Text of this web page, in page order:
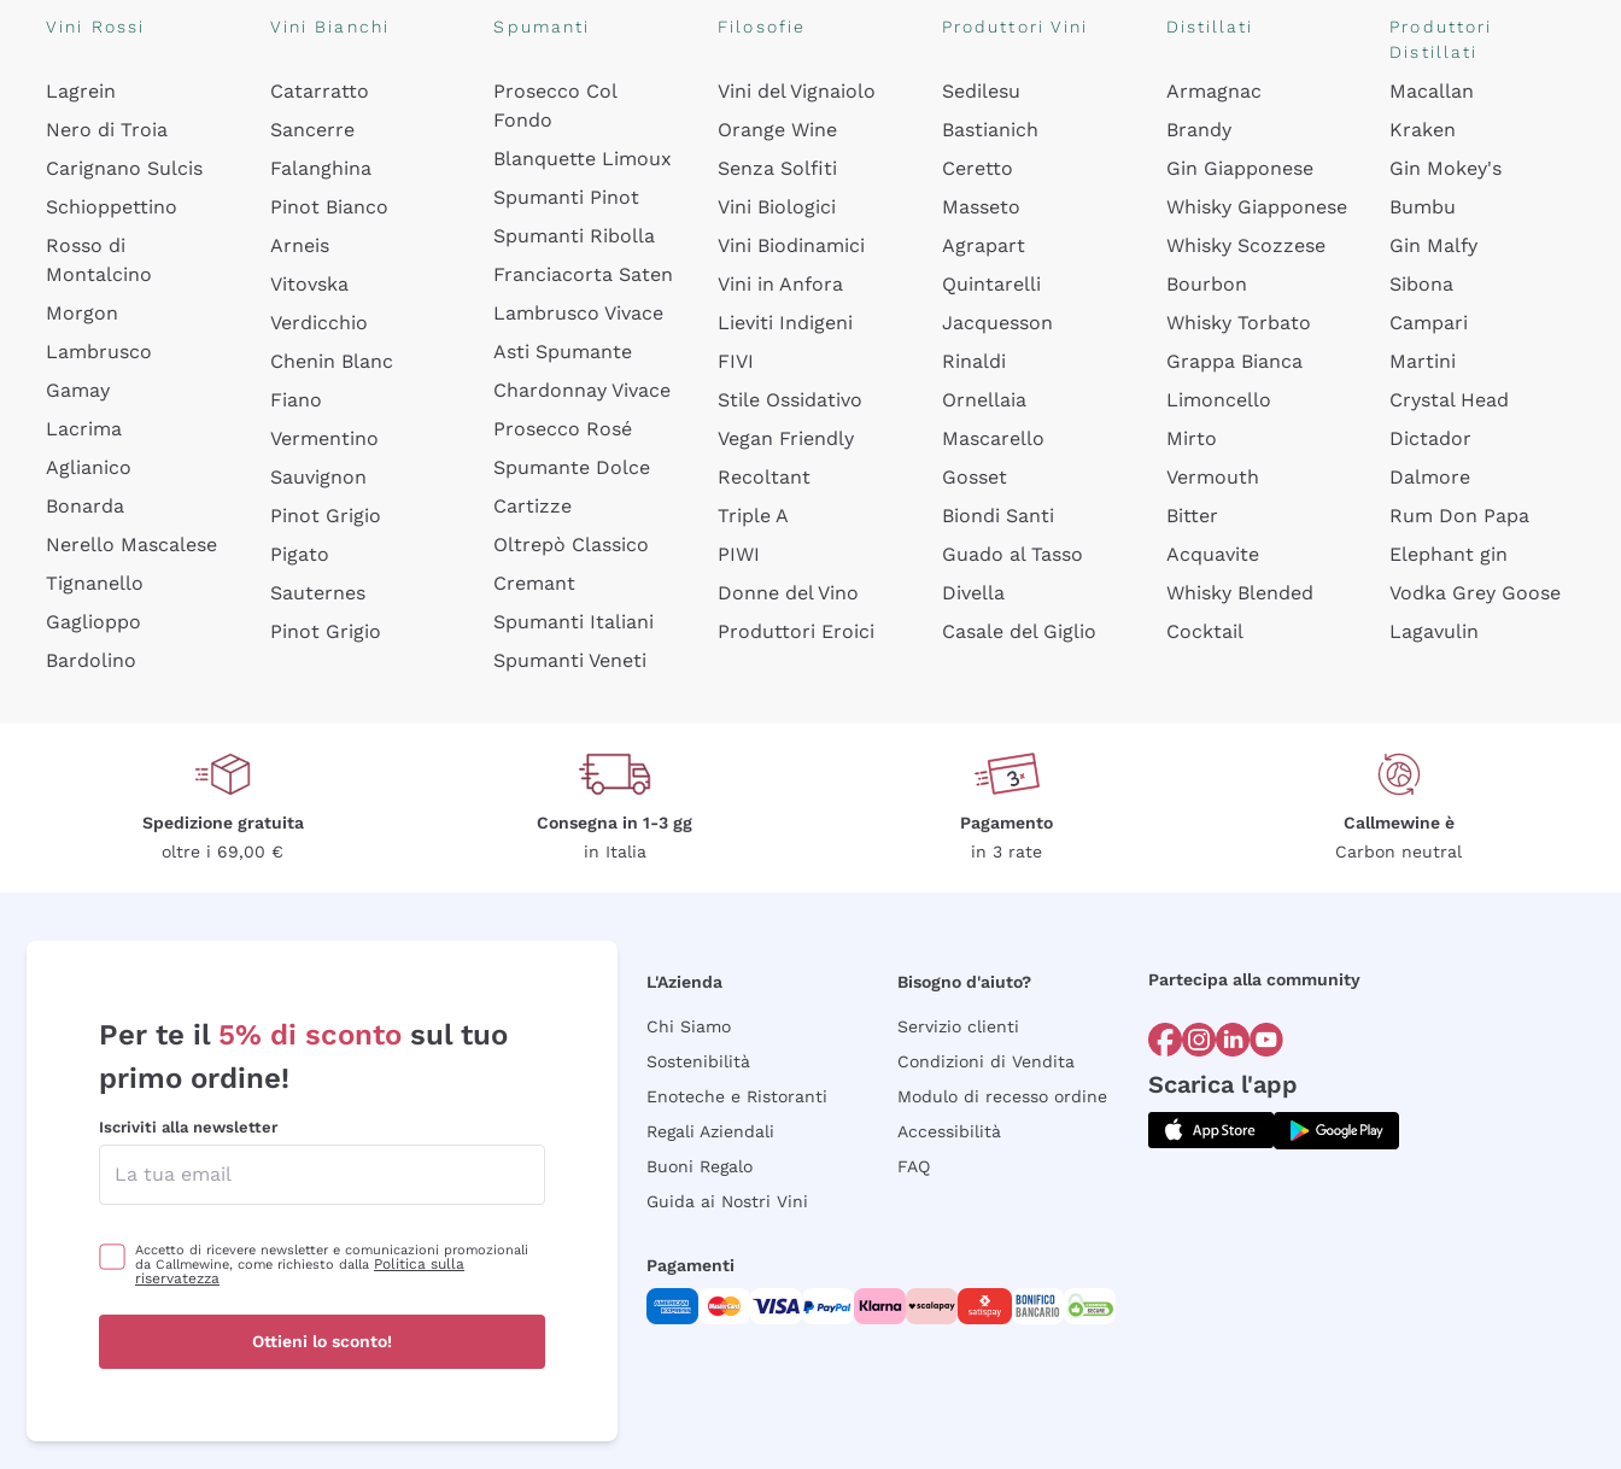
Vini Rossi
Lagrein
Nero di Troia
Carignano Sulcis
Schioppettino
Rosso di
Montalcino
Morgon
Lambrusco
Gamay
Lacrima
Aglianico
Bonarda
Nerello Mascalese
Tignanello
Gaglioppo
Bardolino
Vini Bianchi
Catarratto
Sancerre
Falanghina
Pinot Bianco
Arneis
Vitovska
Verdicchio
Chenin Blanc
Fiano
Vermentino
Sauvignon
Pinot Grigio
Pigato
Sauternes
Pinot Grigio
Spumanti
Prosecco Col
Fondo
Blanquette Limoux
Spumanti Pinot
Spumanti Ribolla
Franciacorta Saten
Lambrusco Vivace
Asti Spumante
Chardonnay Vivace
Prosecco Rosé
Spumante Dolce
Cartizze
Oltrepò Classico
Cremant
Spumanti Italiani
Spumanti Veneti
Filosofie
Vini del Vignaiolo
Orange Wine
Senza Solfiti
Vini Biologici
Vini Biodinamici
Vini in Anfora
Lieviti Indigeni
FIVI
Stile Ossidativo
Vegan Friendly
Recoltant
Triple A
PIWI
Donne del Vino
Produttori Eroici
Produttori Vini
Sedilesu
Bastianich
Ceretto
Masseto
Agrapart
Quintarelli
Jacquesson
Rinaldi
Ornellaia
Mascarello
Gosset
Biondi Santi
Guado al Tasso
Divella
Casale del Giglio
Distillati
Armagnac
Brandy
Gin Giapponese
Whisky Giapponese
Whisky Scozzese
Bourbon
Whisky Torbato
Grappa Bianca
Limoncello
Mirto
Vermouth
Bitter
Acquavite
Whisky Blended
Cocktail
Produttori
Distillati
Macallan
Kraken
Gin Mokey's
Bumbu
Gin Malfy
Sibona
Campari
Martini
Crystal Head
Dictador
Dalmore
Rum Don Papa
Elephant gin
Vodka Grey Goose
Lagavulin
Spedizione gratuita
oltre i 69,00 €
Consegna in 1-3 gg
in Italia
Pagamento
in 3 rate
Callmewine è
Carbon neutral
Per te il 5% di sconto sul tuo
primo ordine!
Iscriviti alla newsletter
Accetto di ricevere newsletter e comunicazioni promozionali
da Callmewine, come richiesto dalla Politica sulla
riservatezza
Ottieni lo sconto!
L'Azienda
Chi Siamo
Sostenibilità
Enoteche e Ristoranti
Regali Aziendali
Buoni Regalo
Guida ai Nostri Vini
Bisogno d'aiuto?
Servizio clienti
Condizioni di Vendita
Modulo di recesso ordine
Accessibilità
FAQ
Partecipa alla community
Scarica l'app
Pagamenti